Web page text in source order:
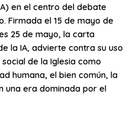
en el centro del debate
Firmada el 15 de mayo de
25 de mayo, la carta
la IA, advierte contra su uso
de la Iglesia como
humana, el bien común, la
una era dominada por el